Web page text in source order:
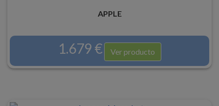
APPLE
1.679 € Ver producto